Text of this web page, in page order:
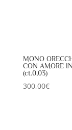
MONO
CON AMORE
(ct.0,03)
300,00€